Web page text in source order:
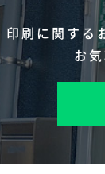
キ・封筒・名刺
セキュリティ印
印刷に関する
お